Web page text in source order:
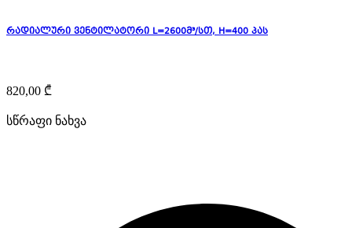
რადიალური ვენტილატორი L=2600მ³/სთ, H=400 პას
820,00 ₾
სწრაფი ნახვა